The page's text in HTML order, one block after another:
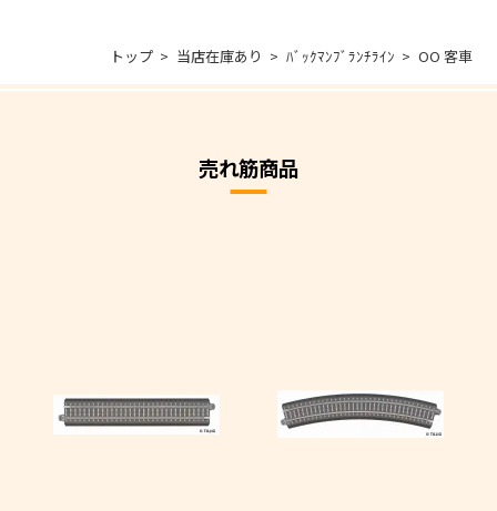
トップ 当店在庫あり ﾊﾞｯｸﾏﾝﾌﾞﾗﾝﾁﾗｲﾝ OO 客車
売れ筋商品